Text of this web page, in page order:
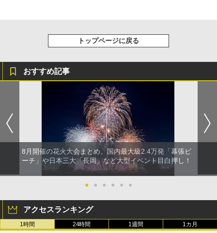
トップページに戻る
おすすめ記事
8月開催の花火大会まとめ。国内最大級2.4万発「幕張ビ
ーチ」や日本三大「長岡」など大型イベント目白押し！
● ● ● ● ● ●
アクセスランキング
1時間 24時間 1週間 1カ月